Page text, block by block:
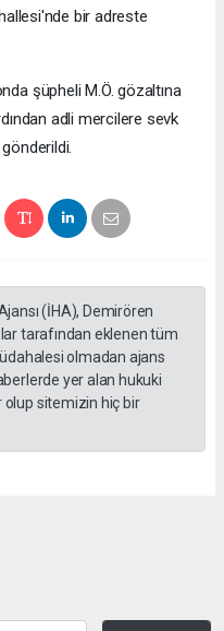
bir adreste
şüpheli M.Ö. gözaltına
adli mercilere sevk
(İHA), Demirören
tarafından eklenen tüm
olmadan ajans
yer alan hukuki
sitemizin hiç bir